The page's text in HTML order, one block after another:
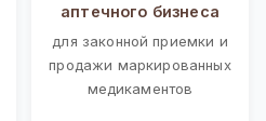
аптечного бизнеса
для законной приемки и
продажи маркированных
медикаментов